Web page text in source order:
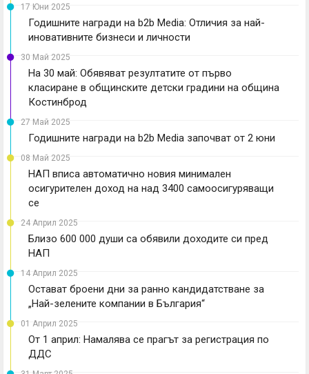
17 Юни 2025
Годишните награди на b2b Media: Отличия за най-
иновативните бизнеси и личности
30 Май 2025
На 30 май: Oбявяват резултатите от първо
класиране в общинските детски градини на община
Костинброд
27 Май 2025
Годишните награди на b2b Media започват от 2 юни
08 Май 2025
НАП вписа автоматично новия минимален
осигурителен доход на над 3400 самоосигуряващи
се
24 Април 2025
Близо 600 000 души са обявили доходите си пред
НАП
14 Април 2025
Остават броени дни за ранно кандидатстване за
„Най-зелените компании в България“
01 Април 2025
От 1 април: Намалява се прагът за регистрация по
ДДС